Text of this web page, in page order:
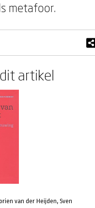
metafoor.
artikel
van der Heijden, Sven